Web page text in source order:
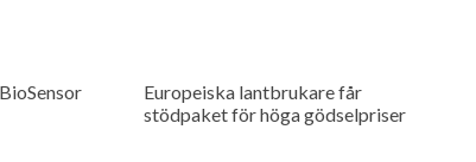
Europeiska lantbrukare får
stödpaket för höga gödselpriser